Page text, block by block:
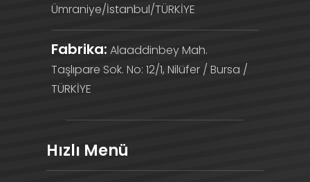
Ümraniye/İstanbul/TÜRKİYE
Fabrika: Alaaddinbey Mah.
Taşlıpare Sok. No: 12/1, Nilüfer / Bursa /
TÜRKİYE
Hızlı Menü